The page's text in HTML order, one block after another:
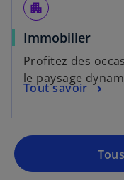
apartment
Immobilier
Profitez des
le paysage
Tout savoir